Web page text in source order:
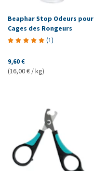
Beaphar Stop Odeurs pour
Cages des Rongeurs
(1)
9,60 €
(16,00 € / kg)